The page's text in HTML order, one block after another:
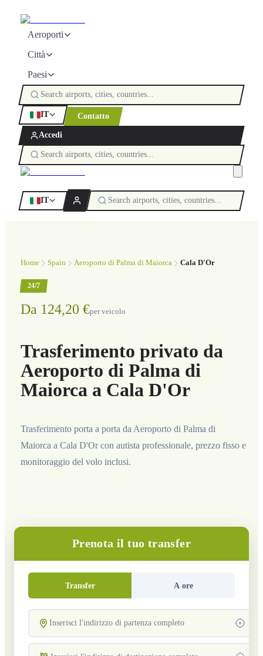
Aeroporti
Città
Paesi
IT Contatto
Accedi
IT
Home Spain Aeroporto di Palma di Maiorca Cala D'Or
24/7
Da 124,20 €per veicolo
Trasferimento privato da
Aeroporto di Palma di
Maiorca a Cala D'Or
Trasferimento porta a porta da Aeroporto di Palma di
Maiorca a Cala D'Or con autista professionale, prezzo fisso e
monitoraggio del volo inclusi.
Prenota il tuo transfer
Transfer A ore